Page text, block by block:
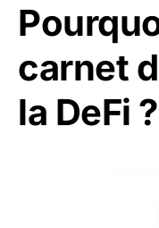
carnet
la DeFi ?